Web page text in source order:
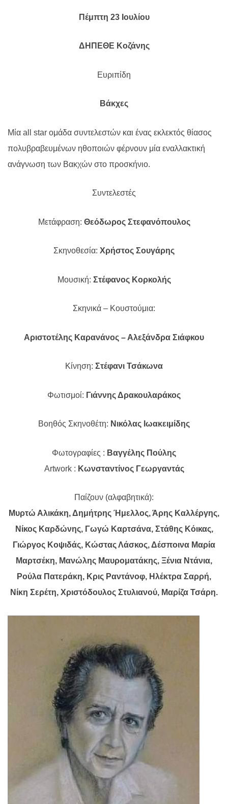
Πέμπτη 23 Ιουλίου
ΔΗΠΕΘΕ Κοζάνης
Ευριπίδη
Βάκχες
Μία all star ομάδα συντελεστών και ένας εκλεκτός θίασος
πολυβραβευμένων ηθοποιών φέρνουν μία εναλλακτική
ανάγνωση των Βακχών στο προσκήνιο.
Συντελεστές
Μετάφραση: Θεόδωρος Στεφανόπουλος
Σκηνοθεσία: Χρήστος Σουγάρης
Μουσική: Στέφανος Κορκολής
Σκηνικά – Κουστούμια:
Αριστοτέλης Καρανάνος – Αλεξάνδρα Σιάφκου
Κίνηση: Στέφανι Τσάκωνα
Φωτισμοί: Γιάννης Δρακουλαράκος
Βοηθός Σκηνοθέτη: Νικόλας Ιωακειμίδης
Φωτογραφίες : Βαγγέλης Πούλης
Artwork : Κωνσταντίνος Γεωργαντάς
Παίζουν (αλφαβητικά):
Μυρτώ Αλικάκη, Δημήτρης Ήμελλος,Άρης Καλλέργης,
Νίκος Καρδώνης, Γωγώ Καρτσάνα, Στάθης Κόικας,
Γιώργος Κοψιδάς, Κώστας Λάσκος, Δέσποινα Μαρία
Μαρτσέκη, Μανώλης Μαυροματάκης, Ξένια Ντάνια,
Ρούλα Πατεράκη, Κρις Ραντάνοφ, Ηλέκτρα Σαρρή,
Νίκη Σερέτη, Χριστόδουλος Στυλιανού, Μαρίζα Τσάρη.